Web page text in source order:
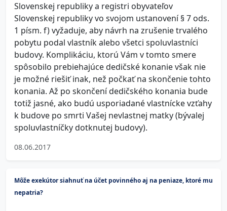
Slovenskej republiky a registri obyvateľov
Slovenskej republiky vo svojom ustanovení § 7 ods.
1 písm. f) vyžaduje, aby návrh na zrušenie trvalého
pobytu podal vlastník alebo všetci spoluvlastníci
budovy. Komplikáciu, ktorú Vám v tomto smere
spôsobilo prebiehajúce dedičské konanie však nie
je možné riešiť inak, než počkať na skončenie tohto
konania. Až po skončení dedičského konania bude
totiž jasné, ako budú usporiadané vlastnícke vzťahy
k budove po smrti Vašej nevlastnej matky (bývalej
spoluvlastníčky dotknutej budovy).
08.06.2017
Môže exekútor siahnuť na účet povinného aj na peniaze, ktoré mu
nepatria?